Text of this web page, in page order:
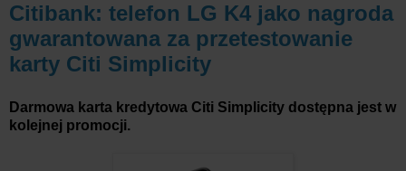
Citibank: telefon LG K4 jako nagroda
gwarantowana za przetestowanie
karty Citi Simplicity
Darmowa karta kredytowa Citi Simplicity dostępna jest w
kolejnej promocji.